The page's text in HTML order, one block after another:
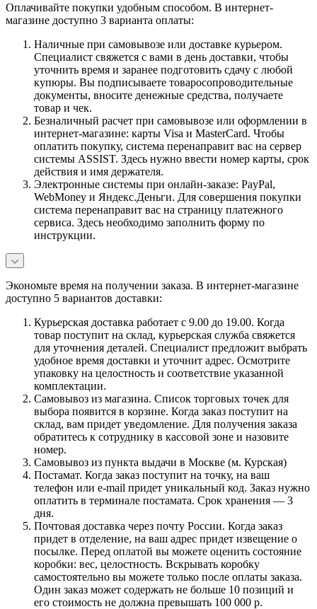
Оплачивайте покупки удобным способом. В интернет-
магазине доступно 3 варианта оплаты:
Наличные при самовывозе или доставке курьером.
Специалист свяжется с вами в день доставки, чтобы
уточнить время и заранее подготовить сдачу с любой
купюры. Вы подписываете товаросопроводительные
документы, вносите денежные средства, получаете
товар и чек.
Безналичный расчет при самовывозе или оформлении в
интернет-магазине: карты Visa и MasterCard. Чтобы
оплатить покупку, система перенаправит вас на сервер
системы ASSIST. Здесь нужно ввести номер карты, срок
действия и имя держателя.
Электронные системы при онлайн-заказе: PayPal,
WebMoney и Яндекс.Деньги. Для совершения покупки
система перенаправит вас на страницу платежного
сервиса. Здесь необходимо заполнить форму по
инструкции.
Экономьте время на получении заказа. В интернет-магазине
доступно 5 вариантов доставки:
Курьерская доставка работает с 9.00 до 19.00. Когда
товар поступит на склад, курьерская служба свяжется
для уточнения деталей. Специалист предложит выбрать
удобное время доставки и уточнит адрес. Осмотрите
упаковку на целостность и соответствие указанной
комплектации.
Самовывоз из магазина. Список торговых точек для
выбора появится в корзине. Когда заказ поступит на
склад, вам придет уведомление. Для получения заказа
обратитесь к сотруднику в кассовой зоне и назовите
номер.
Самовывоз из пункта выдачи в Москве (м. Курская)
Постамат. Когда заказ поступит на точку, на ваш
телефон или e-mail придет уникальный код. Заказ нужно
оплатить в терминале постамата. Срок хранения — 3
дня.
Почтовая доставка через почту России. Когда заказ
придет в отделение, на ваш адрес придет извещение о
посылке. Перед оплатой вы можете оценить состояние
коробки: вес, целостность. Вскрывать коробку
самостоятельно вы можете только после оплаты заказа.
Один заказ может содержать не больше 10 позиций и
его стоимость не должна превышать 100 000 р.